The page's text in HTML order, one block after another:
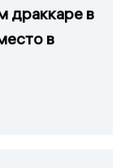
драккаре в
в